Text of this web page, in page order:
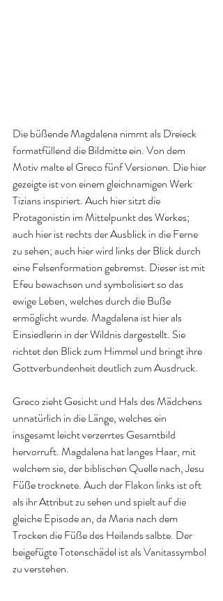
Die büßende Magdalena nimmt als Dreieck
formatfüllend die Bildmitte ein. Von dem
Motiv malte el Greco fünf Versionen. Die hier
gezeigte ist von einem gleichnamigen Werk
Tizians inspiriert. Auch hier sitzt die
Protagonistin im Mittelpunkt des Werkes;
auch hier ist rechts der Ausblick in die Ferne
zu sehen; auch hier wird links der Blick durch
eine Felsenformation gebremst. Dieser ist mit
Efeu bewachsen und symbolisiert so das
ewige Leben, welches durch die Buße
ermöglicht wurde. Magdalena ist hier als
Einsiedlerin in der Wildnis dargestellt. Sie
richtet den Blick zum Himmel und bringt ihre
Gottverbundenheit deutlich zum Ausdruck.
Greco zieht Gesicht und Hals des Mädchens
unnatürlich in die Länge, welches ein
insgesamt leicht verzerrtes Gesamtbild
hervorruft. Magdalena hat langes Haar, mit
welchem sie, der biblischen Quelle nach, Jesu
Füße trocknete. Auch der Flakon links ist oft
als ihr Attribut zu sehen und spielt auf die
gleiche Episode an, da Maria nach dem
Trocken die Füße des Heilands salbte. Der
beigefügte Totenschädel ist als Vanitassymbol
zu verstehen.